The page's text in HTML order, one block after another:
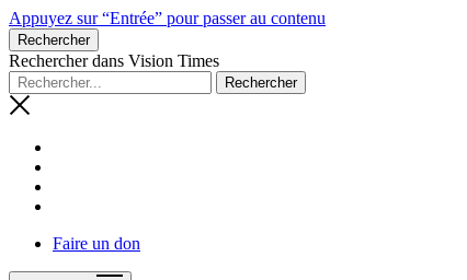
Appuyez sur “Entrée” pour passer au contenu
Rechercher
Rechercher dans Vision Times
Faire un don